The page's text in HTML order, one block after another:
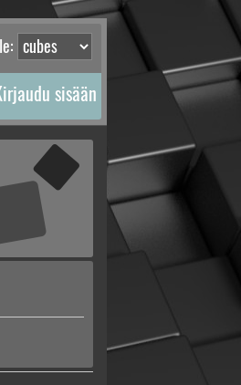
haku
sisään